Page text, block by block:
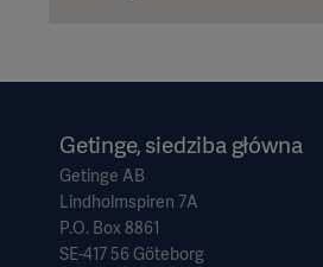
Getinge, siedziba główna
Getinge AB
Lindholmspiren 7A
P.O. Box 8861
SE-417 56 Göteborg